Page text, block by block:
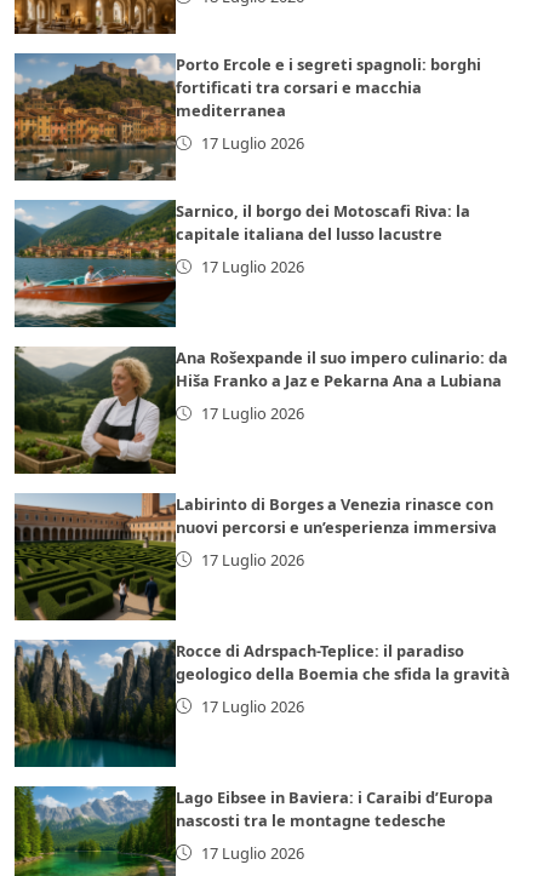
Porto Ercole e i segreti spagnoli: borghi
fortificati tra corsari e macchia
mediterranea
17 Luglio 2026
Sarnico, il borgo dei Motoscafi Riva: la
capitale italiana del lusso lacustre
17 Luglio 2026
Ana Rošexpande il suo impero culinario: da
Hiša Franko a Jaz e Pekarna Ana a Lubiana
17 Luglio 2026
Labirinto di Borges a Venezia rinasce con
nuovi percorsi e un’esperienza immersiva
17 Luglio 2026
Rocce di Adrspach-Teplice: il paradiso
geologico della Boemia che sfida la gravità
17 Luglio 2026
Lago Eibsee in Baviera: i Caraibi d’Europa
nascosti tra le montagne tedesche
17 Luglio 2026